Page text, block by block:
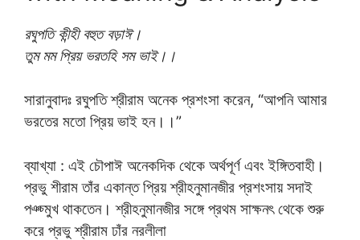
রঘুপতি কীন্হী বহুত বড়াঈ।
তুম মম প্রিয় ভরতহি সম ভাই।।
সারানুবাদঃ রঘুপতি শ্রীরাম অনেক প্রশংসা করেন, “আপনি আমার
ভরতের মতো প্রিয় ভাই হন।।”
ব্যাখ্যা : এই চৌপাঈ অনেকদিক থেকে অর্থপূর্ণ এবং ইঙ্গিতবাহী।
প্রভু শীরাম তাঁর একান্ত প্রিয় শ্রীহনুমানজীর প্রশংসায় সদাই
পঞ্চ্মুখ থাকতেন। শ্রীহনুমানজীর সঙ্গে প্রথম সাক্ষনৎ থেকে শুরু
করে প্রভু শ্রীরাম ঢাঁর নরলীলা